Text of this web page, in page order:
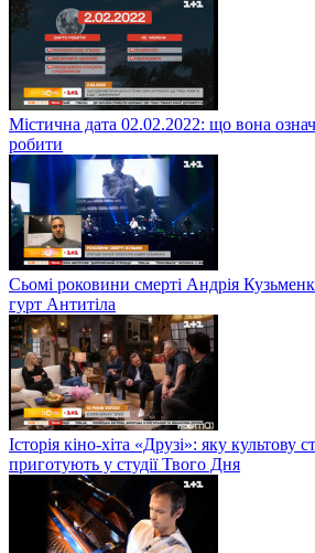
Містична дата 02.02.2022: що вона
робити
Сьомі роковини смерті Андрія
гурт Антитіла
Історія кіно-хіта «Друзі»: яку культову
приготують у студії Твого Дня